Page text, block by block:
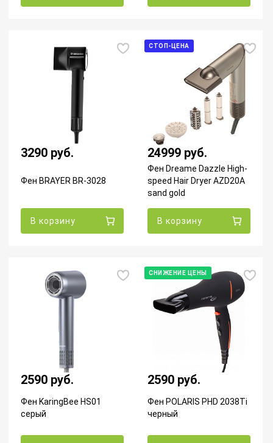
3290 руб.
Фен BRAYER BR-3028
В корзину
СТОП-ЦЕНА
24999 руб.
Фен Dreame Dazzle High-
speed Hair Dryer AZD20A
sand gold
В корзину
2590 руб.
Фен KaringBee HS01
серый
СНИЖЕНИЕ ЦЕНЫ
2590 руб.
Фен POLARIS PHD 2038Ti
черный